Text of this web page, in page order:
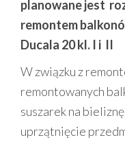
planowane jest
remontem
Ducala 20 kl. I i II
W związku z
remontowanych
suszarek na
uprzątnięcie